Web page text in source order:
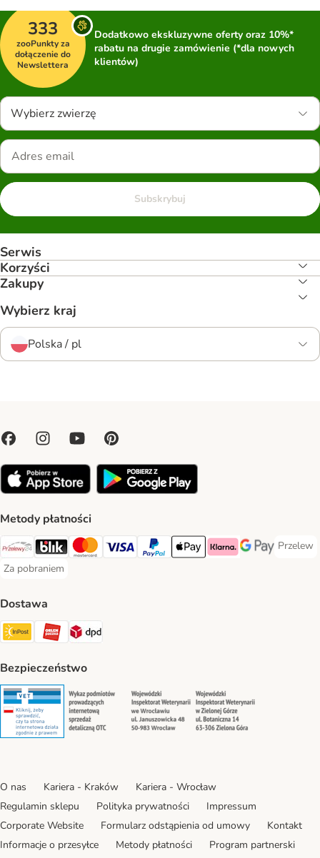
333
zooPunkty za
dołączenie do
Newslettera
Dodatkowo ekskluzywne oferty oraz 10%*
rabatu na drugie zamówienie (*dla nowych
klientów)
Wybierz zwierzę
Subskrybuj
Serwis
Korzyści
Zakupy
Wybierz kraj
Polska / pl
Metody płatności
Przelewy24 Payment Method
Blik Payment Method
MasterCard Payment Method
Visa Payment Method
PayPal Payment Method
Apple Pay Payment Method
Klarna Payment Method
Google Pay
Przelew
Przelew
Za pobraniem
Za pobraniem Payment Method
Dostawa
Paczkomat® Shipping Method
ORLEN Paczka Shipping Method
DPD Shipping Method
Bezpieczeństwo
Security Security Security
O nas Kariera - Kraków
Kariera - Wrocław
Regulamin sklepu
Polityka prywatności
Impressum
Corporate Website
Formularz odstąpienia od umowy
Kontakt
Informacje o przesyłce
Metody płatności
Program partnerski